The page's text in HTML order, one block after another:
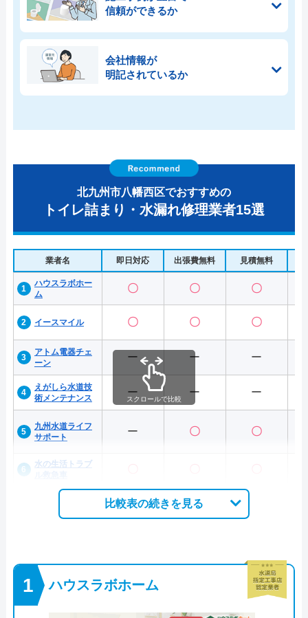
信頼ができるか
会社情報が
明記されているか
北九州市八幡西区でおすすめの
トイレ詰まり・水漏れ修理業者15選
業者名 即日対応 出張費無料 見積無料
ハウスラボホー
ム
〇 〇 〇
イースマイル 〇 〇 〇
アトム電器チェ
ーン
ー ー ー
えがしら水道技
術メンテナンス
ー ー ー
九州水道ライフ
サポート
ー 〇 〇
水の生活トラブ
スクロールで比較
比較表の続きを見る
ハウスラボホーム